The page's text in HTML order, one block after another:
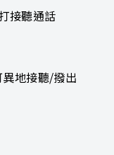
接聽通話
地接聽/撥出